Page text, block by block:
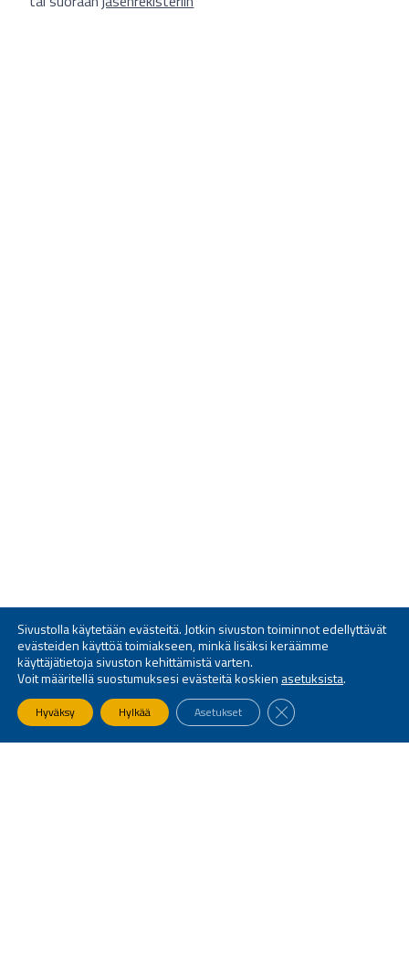
Sivustolla käytetään evästeitä. Jotkin sivuston toiminnot edellyttävät
evästeiden käyttöä toimiakseen, minkä lisäksi keräämme
käyttäjätietoja sivuston kehittämistä varten.
Voit määritellä suostumuksesi evästeitä koskien asetuksista.
Hyväksy Hylkää Asetukset SULJE